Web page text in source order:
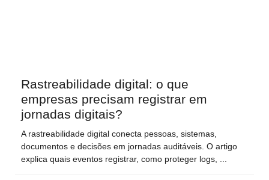
Rastreabilidade digital: o que
empresas precisam registrar em
jornadas digitais?
A rastreabilidade digital conecta pessoas, sistemas,
documentos e decisões em jornadas auditáveis. O artigo
explica quais eventos registrar, como proteger logs,